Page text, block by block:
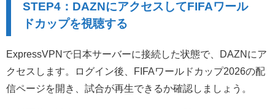
STEP4：DAZNにアクセスしてFIFAワール
ドカップを視聴する
ExpressVPNで日本サーバーに接続した状態で、DAZNにア
クセスします。ログイン後、FIFAワールドカップ2026の配
信ページを開き、試合が再生できるか確認しましょう。